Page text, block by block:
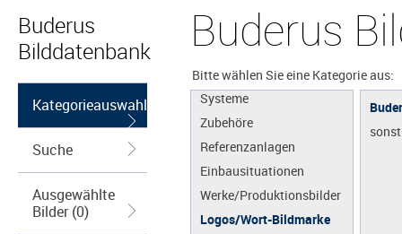
Buderus
Bilddatenbank
Kategorieauswahl
Suche
Ausgewählte
Bilder (0)
Buderus
Bitte wählen Sie eine Kategorie aus:
Apps
Produkte
Systeme
Zubehöre
Referenzanlagen
Einbausituationen
Werke/Produktionsbilder
Logos/Wort-Bildmarke